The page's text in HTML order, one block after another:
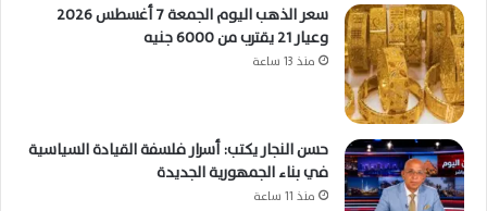
سعر الذهب اليوم الجمعة 7 أغسطس 2026
وعيار 21 يقترب من 6000 جنيه
منذ 13 ساعة
حسن النجار يكتب: أسرار فلسفة القيادة السياسية
في بناء الجمهورية الجديدة
منذ 11 ساعة